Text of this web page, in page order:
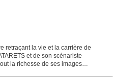
retraçant la vie et la carrière de
et de son scénariste
la richesse de ses images